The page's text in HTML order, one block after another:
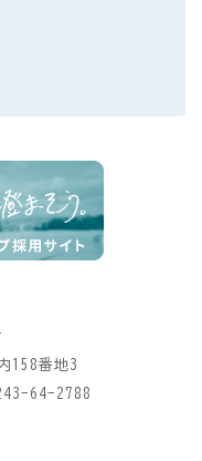
158番地3
64-2788